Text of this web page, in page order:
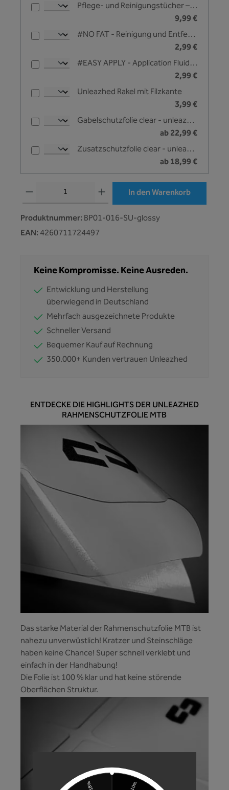
Pflege- und Reinigungstücher – Unleazhed
9,99 €
#NO FAT - Reinigung und Entfettungsliquid - 25 ml
2,99 €
#EASY APPLY - Application Fluid zur Nassverklebung - 25 ml
2,99 €
Unleazhed Rakel mit Filzkante
3,99 €
Gabelschutzfolie clear - unleazhed
ab 22,99 €
Zusatzschutzfolie clear - unleazhed
ab 18,99 €
In den Warenkorb
Produktnummer: BP01-016-SU-glossy
EAN: 4260711724497
Keine Kompromisse. Keine Ausreden.
Entwicklung und Herstellung
überwiegend in Deutschland
Mehrfach ausgezeichnete Produkte
Schneller Versand
Bequemer Kauf auf Rechnung
350.000+ Kunden vertrauen Unleazhed
ENTDECKE DIE HIGHLIGHTS DER UNLEAZHED
RAHMENSCHUTZFOLIE MTB
Das starke Material der Rahmenschutzfolie MTB ist
nahezu unverwüstlich! Kratzer und Steinschläge
haben keine Chance! Super schnell verklebt und
einfach in der Handhabung!
Die Folie ist 100 % klar und hat keine störende
Oberflächen Struktur.